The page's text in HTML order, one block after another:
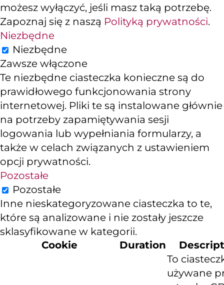
możesz wyłączyć, jeśli masz taką potrzebę.
Zapoznaj się z naszą Polityką prywatności.
Niezbędne
Niezbędne
Zawsze włączone
Te niezbędne ciasteczka konieczne są do
prawidłowego funkcjonowania strony
internetowej. Pliki te są instalowane głównie
na potrzeby zapamiętywania sesji
logowania lub wypełniania formularzy, a
także w celach związanych z ustawieniem
opcji prywatności.
Pozostałe
Pozostałe
Inne nieskategoryzowane ciasteczka to te,
które są analizowane i nie zostały jeszcze
sklasyfikowane w kategorii.
Cookie
Duration
To
używane